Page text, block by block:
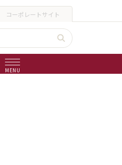
コーポレートサイト
MENU